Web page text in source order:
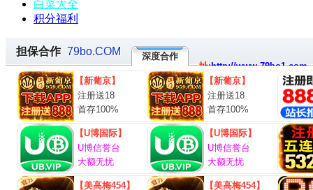
白菜大全
积分福利